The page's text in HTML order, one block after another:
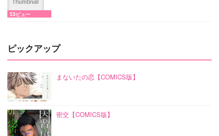
53ビュー
ピックアップ
まないたの恋【COMICS版】
密交【COMICS版】